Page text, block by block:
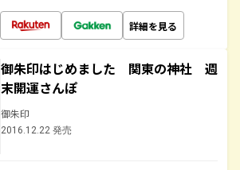
詳細を見る
御朱印はじめました 関東の神社 週
末開運さんぽ
御朱印
2016.12.22 発売